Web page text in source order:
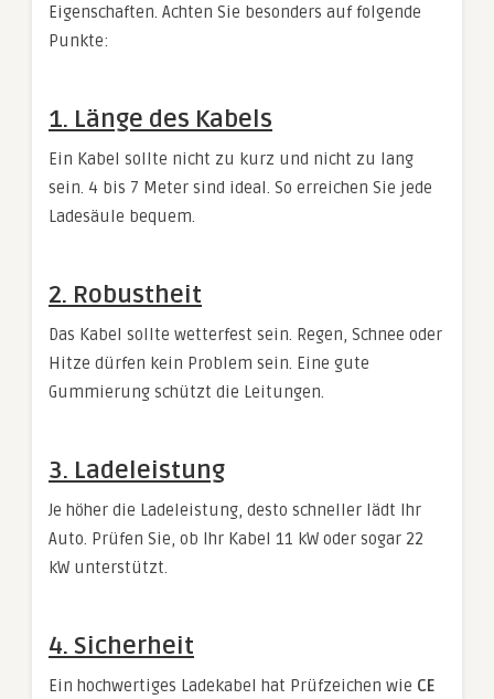
Eigenschaften. Achten Sie besonders auf folgende
Punkte:
1. Länge des Kabels
Ein Kabel sollte nicht zu kurz und nicht zu lang
sein. 4 bis 7 Meter sind ideal. So erreichen Sie jede
Ladesäule bequem.
2. Robustheit
Das Kabel sollte wetterfest sein. Regen, Schnee oder
Hitze dürfen kein Problem sein. Eine gute
Gummierung schützt die Leitungen.
3. Ladeleistung
Je höher die Ladeleistung, desto schneller lädt Ihr
Auto. Prüfen Sie, ob Ihr Kabel 11 kW oder sogar 22
kW unterstützt.
4. Sicherheit
Ein hochwertiges Ladekabel hat Prüfzeichen wie CE